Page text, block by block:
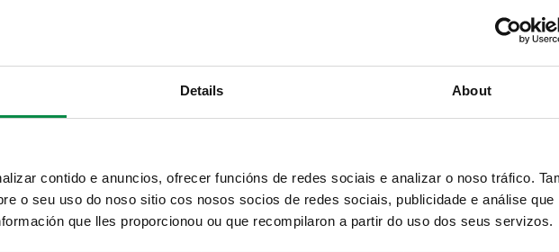
Details About
contido e anuncios, ofrecer funcións de redes sociais e analizar o noso tráfico.
o seu uso do noso sitio cos nosos socios de redes sociais, publicidade e análise que
que lles proporcionou ou que recompilaron a partir do uso dos seus servizos.
de conservación dos
e prazos de execución da
así coma das obrigas legais.
de cesión, no seu caso,
ou de acordo co previsto
que os representen
dereito de acceso,
de acordo co
comunicación escrita ao
Praza do Concello,
electrónica
a identidade do usuario.
unha reclamación ante a
se estiman que os seus